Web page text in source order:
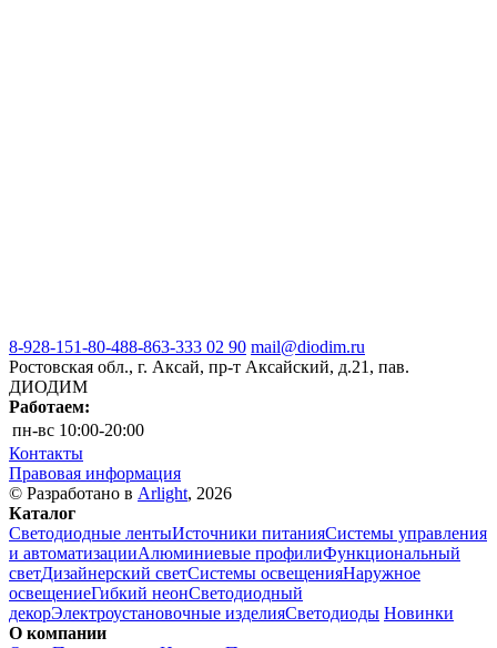
8-928-151-80-488-863-333 02 90 mail@diodim.ru
Ростовская обл., г. Аксай, пр-т Аксайский, д.21, пав.
ДИОДИМ
Работаем:
пн-вс 10:00-20:00
Контакты
Правовая информация
© Разработано в Arlight, 2026
Каталог
Светодиодные лентыИсточники питанияСистемы управления
и автоматизацииАлюминиевые профилиФункциональный
светДизайнерский светСистемы освещенияНаружное
освещениеГибкий неонСветодиодный
декорЭлектроустановочные изделияСветодиоды Новинки
О компании